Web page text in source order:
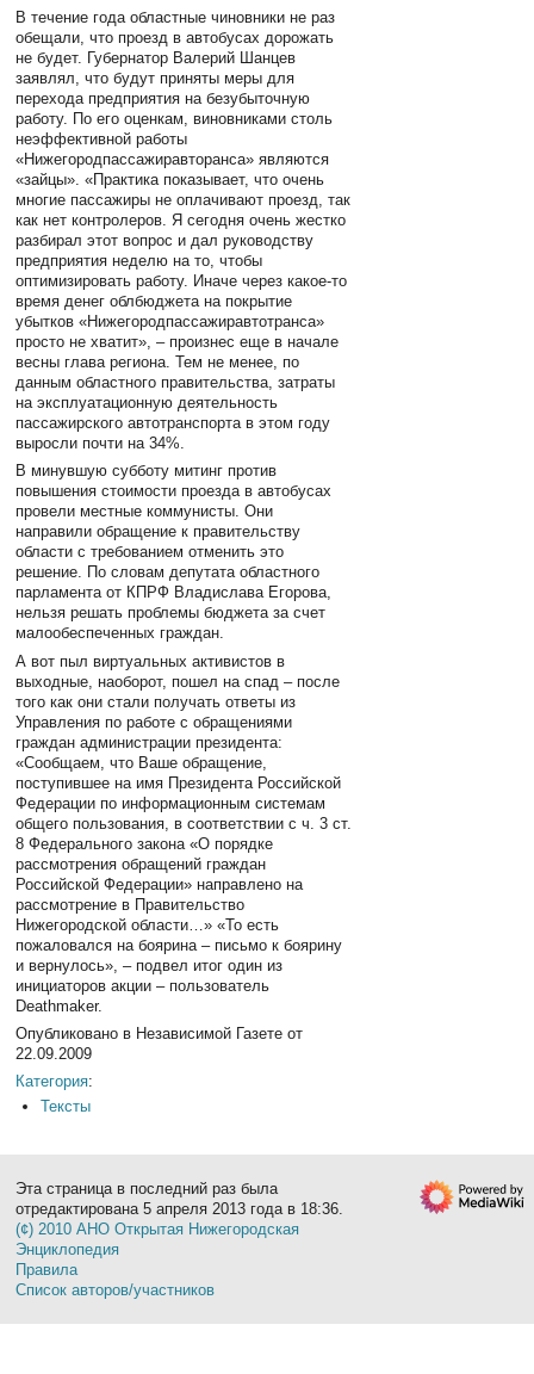
В течение года областные чиновники не раз
обещали, что проезд в автобусах дорожать
не будет. Губернатор Валерий Шанцев
заявлял, что будут приняты меры для
перехода предприятия на безубыточную
работу. По его оценкам, виновниками столь
неэффективной работы
«Нижегородпассажиравторанса» являются
«зайцы». «Практика показывает, что очень
многие пассажиры не оплачивают проезд, так
как нет контролеров. Я сегодня очень жестко
разбирал этот вопрос и дал руководству
предприятия неделю на то, чтобы
оптимизировать работу. Иначе через какое-то
время денег облбюджета на покрытие
убытков «Нижегородпассажиравтотранса»
просто не хватит», – произнес еще в начале
весны глава региона. Тем не менее, по
данным областного правительства, затраты
на эксплуатационную деятельность
пассажирского автотранспорта в этом году
выросли почти на 34%.
В минувшую субботу митинг против
повышения стоимости проезда в автобусах
провели местные коммунисты. Они
направили обращение к правительству
области с требованием отменить это
решение. По словам депутата областного
парламента от КПРФ Владислава Егорова,
нельзя решать проблемы бюджета за счет
малообеспеченных граждан.
А вот пыл виртуальных активистов в
выходные, наоборот, пошел на спад – после
того как они стали получать ответы из
Управления по работе с обращениями
граждан администрации президента:
«Сообщаем, что Ваше обращение,
поступившее на имя Президента Российской
Федерации по информационным системам
общего пользования, в соответствии с ч. 3 ст.
8 Федерального закона «О порядке
рассмотрения обращений граждан
Российской Федерации» направлено на
рассмотрение в Правительство
Нижегородской области…» «То есть
пожаловался на боярина – письмо к боярину
и вернулось», – подвел итог один из
инициаторов акции – пользователь
Deathmaker.
Опубликовано в Независимой Газете от
22.09.2009
Категория:
Тексты
Эта страница в последний раз была
отредактирована 5 апреля 2013 года в 18:36.
(¢) 2010 АНО Открытая Нижегородская
Энциклопедия
Правила
Список авторов/участников